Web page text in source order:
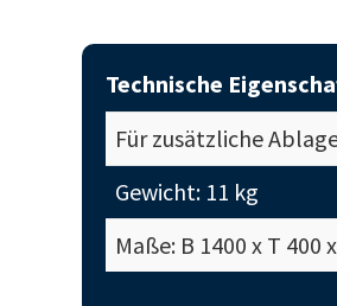
Technische
Für zusätzliche
Gewicht: 11 kg
Maße: B 1400 x T 400